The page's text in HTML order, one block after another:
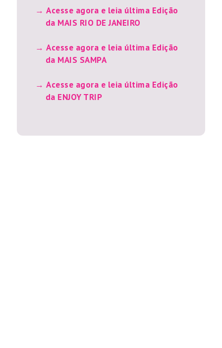
Acesse agora e leia última Edição
da MAIS RIO DE JANEIRO
Acesse agora e leia última Edição
da MAIS SAMPA
Acesse agora e leia última Edição
da ENJOY TRIP